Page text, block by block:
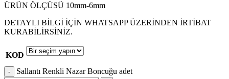
ÜRÜN ÖLÇÜSÜ 10mm-6mm
DETAYLI BİLGİ İÇİN WHATSAPP ÜZERİNDEN İRTİBAT
KURABİLİRSİNİZ.
KOD
Sallantı Renkli Nazar Boncuğu adet